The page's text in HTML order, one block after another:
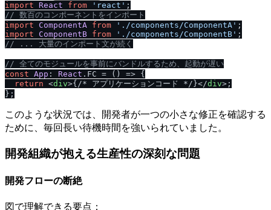
import
React from 'react'
// 数百のコンポーネントをインポート
import
ComponentA from '. /components/ComponentA'
import
ComponentB from '. /components/ComponentB'
// ... 大量のインポート文が続く
// 全てのモジュールを事前にバンドルするため、起動が遅い
const App : React . FC = () => {
return <div>{ /* アプリケーションコード */ }</div> ;
このような状況では、開発者が一つの小さな修正を確認する
ために、毎回長い待機時間を強いられていました。
開発組織が抱える生産性の深刻な問題
開発フローの断絶
図で理解できる要点：